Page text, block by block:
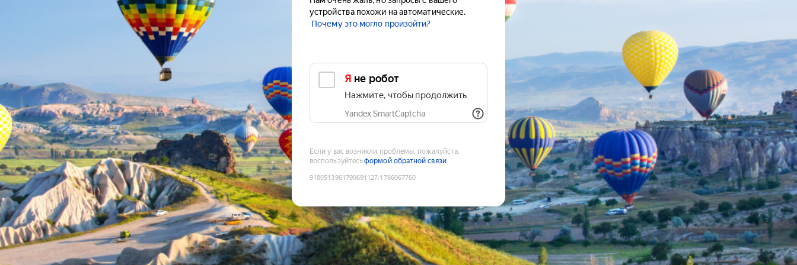
устройства похожи на автоматические.
Почему это могло произойти?
Я не робот
Нажмите, чтобы продолжить
Yandex SmartCaptcha
Если у вас возникли проблемы, пожалуйста,
воспользуйтесьформой обратной связи
9180513961790691127:1786067760